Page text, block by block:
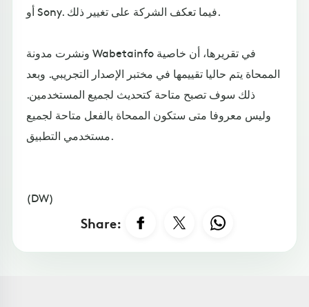
أو Sony. فيما تعكف الشركة على تغيير ذلك.
ونشرت مدونة Wabetainfo في تقريرها، أن خاصية
الممحاة يتم حاليا تقييمها في مختبر الإصدار التجريبي. وبعد
ذلك سوف تصبح متاحة كتحديث لجميع المستخدمين.
وليس معروفا متى ستكون الممحاة بالفعل متاحة لجميع
مستخدمي التطبيق.
(DW)
Share: